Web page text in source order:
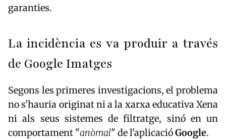
garanties.
La incidència es va produir a través
de Google Imatges
Segons les primeres investigacions, el problema
no s'hauria originat ni a la xarxa educativa Xena
ni als seus sistemes de filtratge, sinó en un
comportament "anòmal" de l'aplicacióGoogle.